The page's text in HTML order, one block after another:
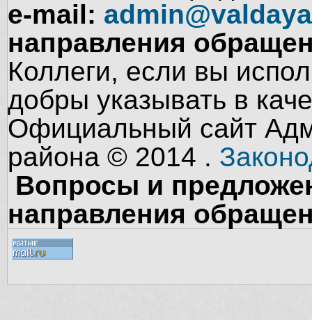
e-mail:
направления
Коллеги, если вы
добры указывать в
Официальный сайт
района © 2014 .
Вопросы и
направления